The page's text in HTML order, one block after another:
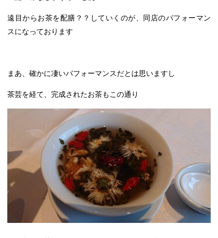
遠目からお茶を配膳？？していくのが、同店のパフォーマン
スになっております
まあ、確かに凄いパフォーマンスだとは思いますし
茶芸を経て、完成されたお茶もこの通り